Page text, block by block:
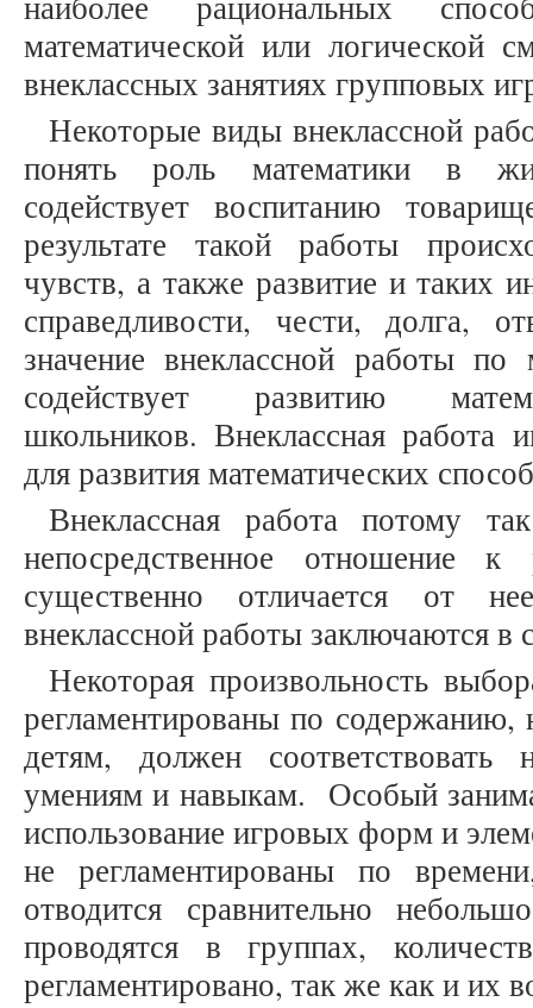
математической или логической
внеклассных занятиях групповых
Некоторые виды внеклассной
понять роль математики в
содействует воспитанию
результате такой работы
чувств, а также развитие и таких
справедливости, чести, долга,
значение внеклассной работы
содействует развитию
школьников. Внеклассная работа
для развития математических
Внеклассная работа потому
непосредственное отношение
существенно отличается от
внеклассной работы заключаются
Некоторая произвольность
регламентированы по содержанию,
детям, должен
умениям и навыкам. Особый
использование игровых форм и
не регламентированы по
отводится сравнительно
проводятся в группах,
регламентировано, так же как и их